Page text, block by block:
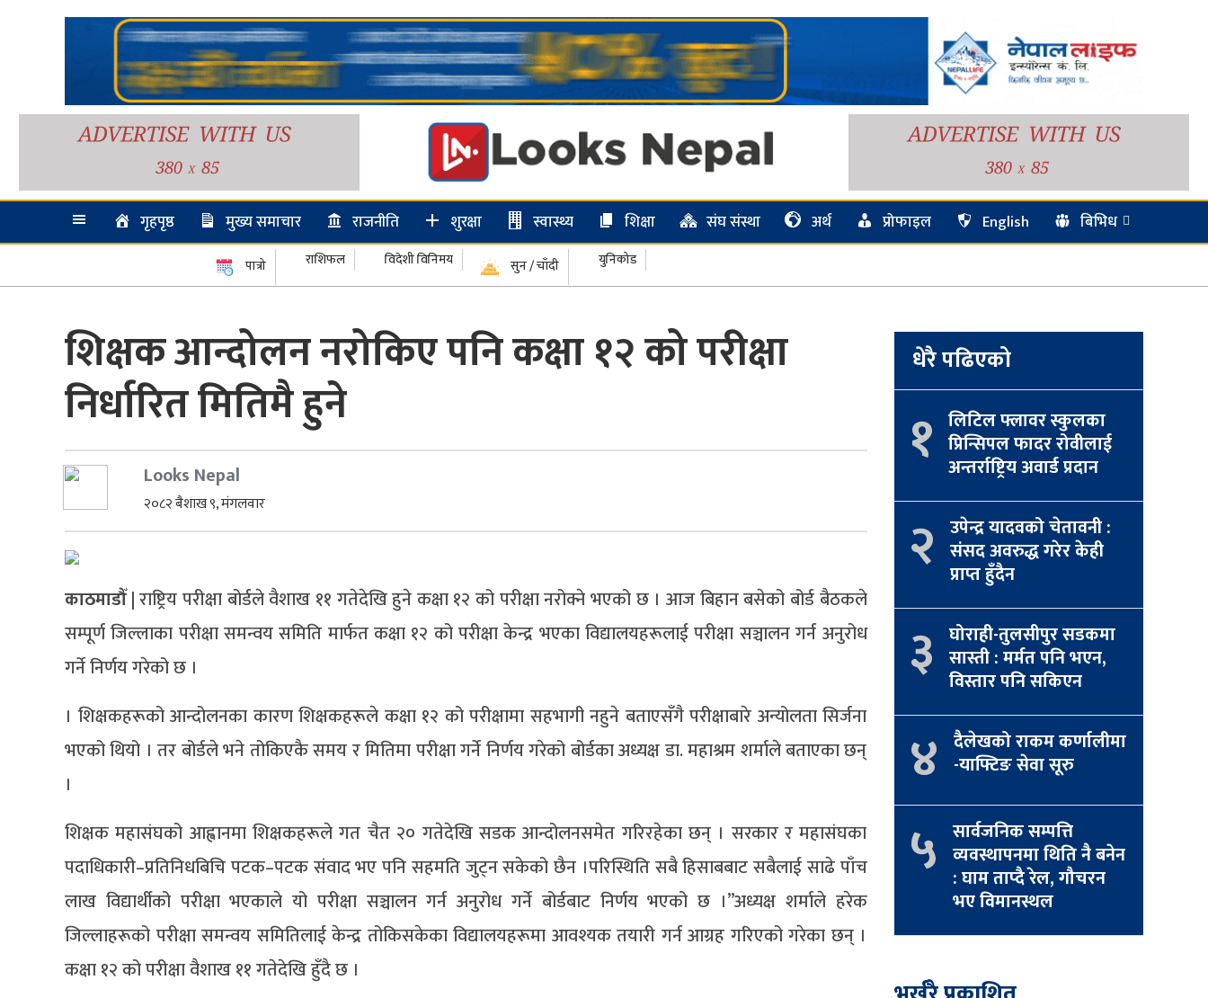
गृहपृष्ठ मुख्य समाचार राजनीति शुरक्षा स्वास्थ्य शिक्षा संघ संस्था अर्थ प्रोफाइल English बिभिध
पात्रो राशिफल विदेशी विनिमय सुन / चाँदी युनिकोड
शिक्षक आन्दोलन नरोकिए पनि कक्षा १२ को परीक्षा
निर्धारित मितिमै हुने
Looks Nepal
२०८२ बैशाख ९, मंगलवार
काठमाडौँ |राष्ट्रिय परीक्षा बोर्डले वैशाख ११ गतेदेखि हुने कक्षा १२ को परीक्षा नरोक्ने भएको छ । आज बिहान बसेको बोर्ड बैठकले
सम्पूर्ण जिल्लाका परीक्षा समन्वय समिति मार्फत कक्षा १२ को परीक्षा केन्द्र भएका विद्यालयहरूलाई परीक्षा सञ्चालन गर्न अनुरोध
गर्ने निर्णय गरेको छ ।
। शिक्षकहरूको आन्दोलनका कारण शिक्षकहरूले कक्षा १२ को परीक्षामा सहभागी नहुने बताएसँगै परीक्षाबारे अन्योलता सिर्जना
भएको थियो । तर बोर्डले भने तोकिएकै समय र मितिमा परीक्षा गर्ने निर्णय गरेको बोर्डका अध्यक्ष डा. महाश्रम शर्माले बताएका छन्
।
शिक्षक महासंघको आह्वानमा शिक्षकहरूले गत चैत २० गतेदेखि सडक आन्दोलनसमेत गरिरहेका छन् । सरकार र महासंघका
पदाधिकारी–प्रतिनिधबिचि पटक–पटक संवाद भए पनि सहमति जुट्न सकेको छैन ।परिस्थिति सबै हिसाबबाट सबैलाई साढे पाँच
लाख विद्यार्थीको परीक्षा भएकाले यो परीक्षा सञ्चालन गर्न अनुरोध गर्ने बोर्डबाट निर्णय भएको छ ।’’अध्यक्ष शर्माले हरेक
जिल्लाहरूको परीक्षा समन्वय समितिलाई केन्द्र तोकिसकेका विद्यालयहरूमा आवश्यक तयारी गर्न आग्रह गरिएको गरेका छन् ।
कक्षा १२ को परीक्षा वैशाख ११ गतेदेखि हुँदै छ ।
धेरै पढिएको
१ लिटिल फ्लावर स्कुलका
प्रिन्सिपल फादर रोवीलाई
अन्तर्राष्ट्रिय अवार्ड प्रदान
२ उपेन्द्र यादवको चेतावनी :
संसद अवरुद्ध गरेर केही
प्राप्त हुँदैन
३ घोराही-तुलसीपुर सडकमा
सास्ती : मर्मत पनि भएन,
विस्तार पनि सकिएन
४ दैलेखको राकम कर्णालीमा
-याफ्टिङ सेवा सूरु
५ सार्वजनिक सम्पत्ति
व्यवस्थापनमा थिति नै बनेन
: घाम ताप्दै रेल, गौचरन
भए विमानस्थल